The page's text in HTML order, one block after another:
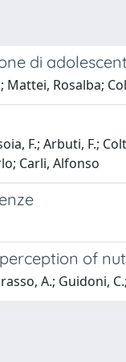
di
Rosalba;
F.; Arbuti, F.;
Carli, Alfonso
of
A.; Guidoni,